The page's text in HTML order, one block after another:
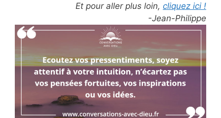
Et pour aller plus loin, cliquez ici !
-Jean-Philippe